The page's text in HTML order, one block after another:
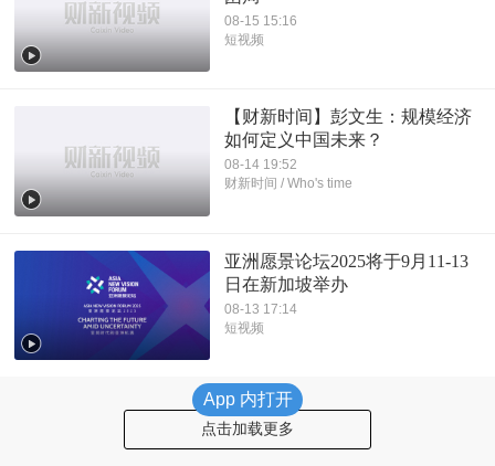
08-15 15:16
短视频
【财新时间】彭文生：规模经济
如何定义中国未来？
08-14 19:52
财新时间 / Who's time
亚洲愿景论坛2025将于9月11-13
日在新加坡举办
08-13 17:14
短视频
点击加载更多
App 内打开